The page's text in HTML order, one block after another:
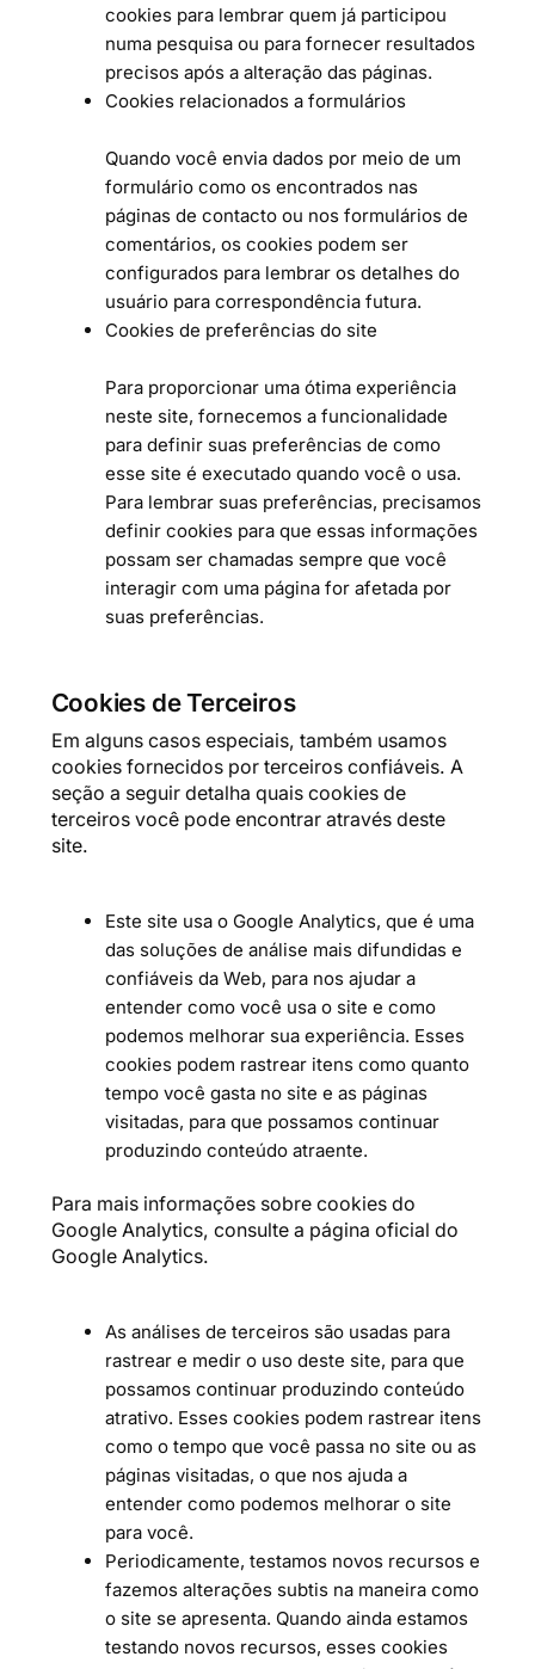
cookies para lembrar quem já participou
numa pesquisa ou para fornecer resultados
precisos após a alteração das páginas.
Cookies relacionados a formulários
Quando você envia dados por meio de um
formulário como os encontrados nas
páginas de contacto ou nos formulários de
comentários, os cookies podem ser
configurados para lembrar os detalhes do
usuário para correspondência futura.
Cookies de preferências do site
Para proporcionar uma ótima experiência
neste site, fornecemos a funcionalidade
para definir suas preferências de como
esse site é executado quando você o usa.
Para lembrar suas preferências, precisamos
definir cookies para que essas informações
possam ser chamadas sempre que você
interagir com uma página for afetada por
suas preferências.
Cookies de Terceiros
Em alguns casos especiais, também usamos
cookies fornecidos por terceiros confiáveis. A
seção a seguir detalha quais cookies de
terceiros você pode encontrar através deste
site.
Este site usa o Google Analytics, que é uma
das soluções de análise mais difundidas e
confiáveis ​​da Web, para nos ajudar a
entender como você usa o site e como
podemos melhorar sua experiência. Esses
cookies podem rastrear itens como quanto
tempo você gasta no site e as páginas
visitadas, para que possamos continuar
produzindo conteúdo atraente.
Para mais informações sobre cookies do
Google Analytics, consulte a página oficial do
Google Analytics.
As análises de terceiros são usadas para
rastrear e medir o uso deste site, para que
possamos continuar produzindo conteúdo
atrativo. Esses cookies podem rastrear itens
como o tempo que você passa no site ou as
páginas visitadas, o que nos ajuda a
entender como podemos melhorar o site
para você.
Periodicamente, testamos novos recursos e
fazemos alterações subtis na maneira como
o site se apresenta. Quando ainda estamos
testando novos recursos, esses cookies